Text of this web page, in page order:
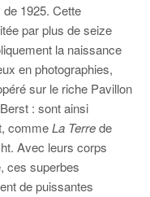
1925. Cette
par plus de seize
la naissance
en photographies,
sur le riche Pavillon
: sont ainsi
commeLa Terrede
Avec leurs corps
ces superbes
de puissantes